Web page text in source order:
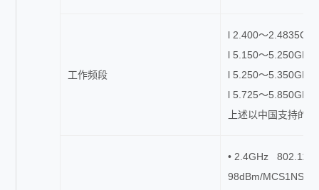
工作频段
l 2.400～
l 5.150～
l 5.250～
l 5.725～
上述以中国支持的
• 2.4GHz
98dBm/